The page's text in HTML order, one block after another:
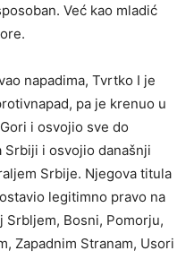
Već kao mladić
napadima, Tvrtko I je
pa je krenuo u
i osvojio sve do
Srbiji i osvojio današnji
Srbije. Njegova titula
legitimno pravo na
Bosni, Pomorju,
Zapadnim Stranam, Usori